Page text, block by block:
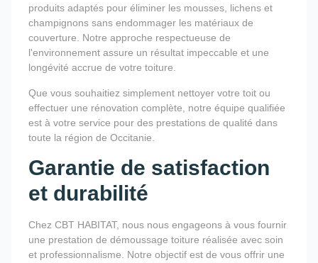
produits adaptés pour éliminer les mousses, lichens et
champignons sans endommager les matériaux de
couverture. Notre approche respectueuse de
l'environnement assure un résultat impeccable et une
longévité accrue de votre toiture.
Que vous souhaitiez simplement nettoyer votre toit ou
effectuer une rénovation complète, notre équipe qualifiée
est à votre service pour des prestations de qualité dans
toute la région de Occitanie.
Garantie de satisfaction
et durabilité
Chez CBT HABITAT, nous nous engageons à vous fournir
une prestation de démoussage toiture réalisée avec soin
et professionnalisme. Notre objectif est de vous offrir une